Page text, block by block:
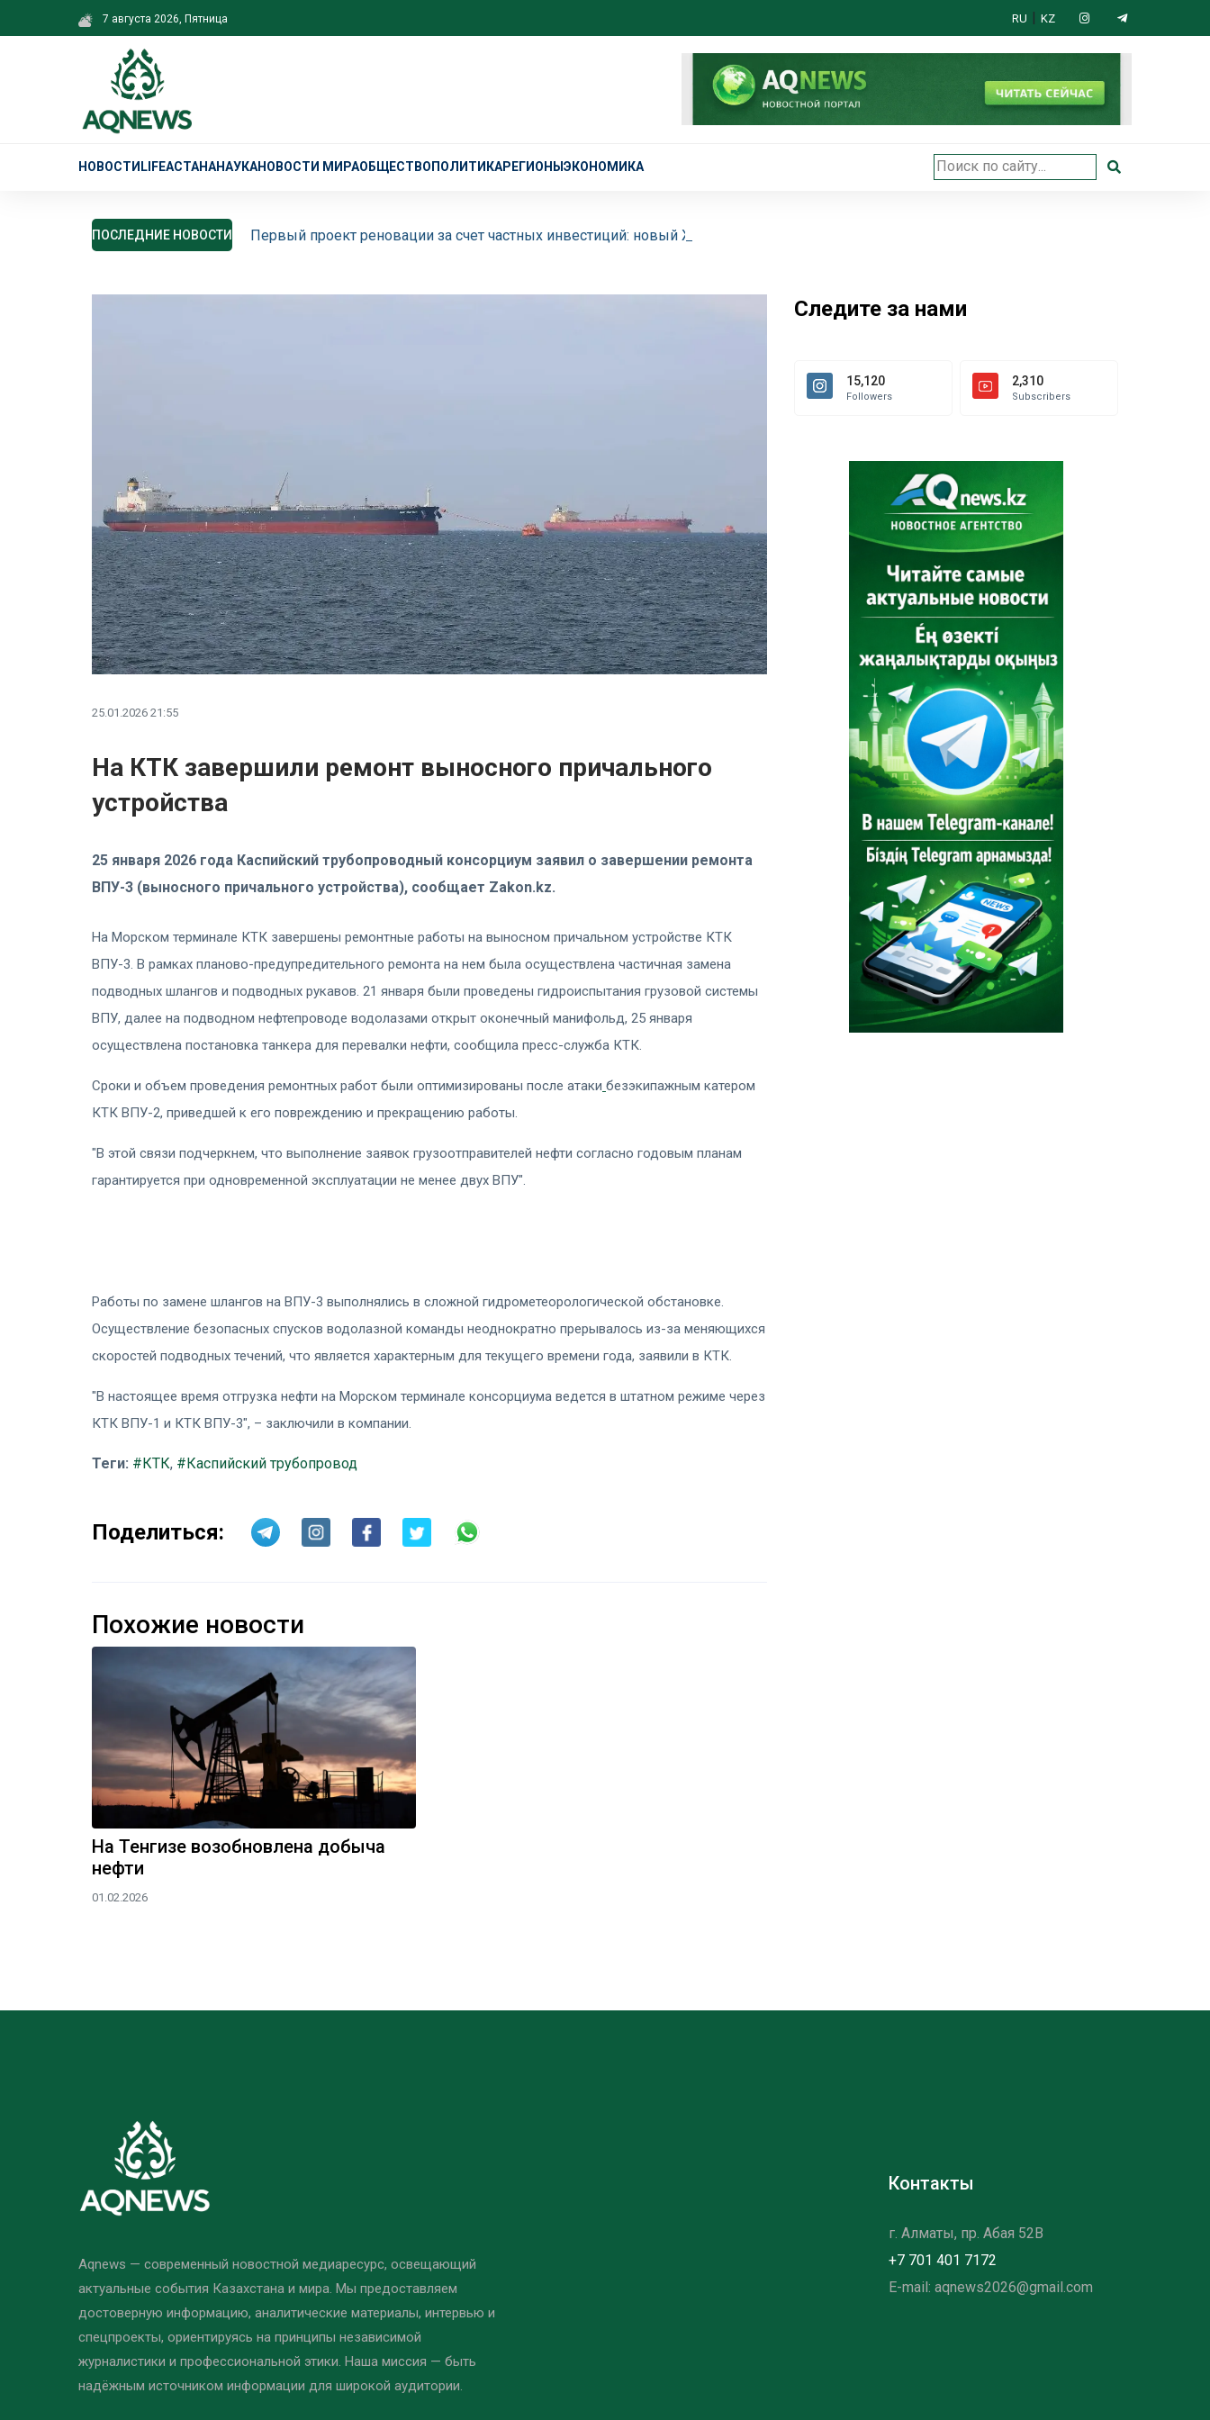
7 августа 2026, Пятница RU | KZ
НОВОСТИ LIFEАСТАНАНАУКАНОВОСТИ МИРАОБЩЕСТВО ПОЛИТИКАРЕГИОНЫ ЭКОНОМИКА
ПОСЛЕДНИЕ НОВОСТИ Первый проект реновации за счет частных инвестиций: новый ЖК торжественно открыли в Астане
25.01.2026 21:55
На КТК завершили ремонт выносного причального
устройства
25 января 2026 года Каспийский трубопроводный консорциум заявил о завершении ремонта
ВПУ-3 (выносного причального устройства), сообщает Zakon.kz.
На Морском терминале КТК завершены ремонтные работы на выносном причальном устройстве КТК
ВПУ-3. В рамках планово-предупредительного ремонта на нем была осуществлена частичная замена
подводных шлангов и подводных рукавов. 21 января были проведены гидроиспытания грузовой системы
ВПУ, далее на подводном нефтепроводе водолазами открыт оконечный манифольд, 25 января
осуществлена постановка танкера для перевалки нефти, сообщила пресс-служба КТК.
Сроки и объем проведения ремонтных работ были оптимизированы после атаки безэкипажным катером
КТК ВПУ-2, приведшей к его повреждению и прекращению работы.
"В этой связи подчеркнем, что выполнение заявок грузоотправителей нефти согласно годовым планам
гарантируется при одновременной эксплуатации не менее двух ВПУ".
Работы по замене шлангов на ВПУ-3 выполнялись в сложной гидрометеорологической обстановке.
Осуществление безопасных спусков водолазной команды неоднократно прерывалось из-за меняющихся
скоростей подводных течений, что является характерным для текущего времени года, заявили в КТК.
"В настоящее время отгрузка нефти на Морском терминале консорциума ведется в штатном режиме через
КТК ВПУ-1 и КТК ВПУ-3", – заключили в компании.
Теги: #КТК, #Каспийский трубопровод
Поделиться:
Похожие новости
На Тенгизе возобновлена добыча
нефти
01.02.2026
Следите за нами
15,120
Followers
2,310
Subscribers
Aqnews — современный новостной медиаресурс, освещающий
актуальные события Казахстана и мира. Мы предоставляем
достоверную информацию, аналитические материалы, интервью и
спецпроекты, ориентируясь на принципы независимой
журналистики и профессиональной этики. Наша миссия — быть
надёжным источником информации для широкой аудитории.
Контакты
г. Алматы, пр. Абая 52B
+7 701 401 7172
E-mail: aqnews2026@gmail.com